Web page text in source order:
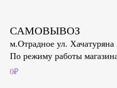
САМОВЫВОЗ
м.Отрадное ул. Хачатуряна
По режиму работы
0₽